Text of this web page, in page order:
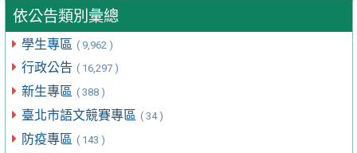
依公告類別彙總
學生專區 ( 9,962 )
行政公告 ( 16,297 )
新生專區 ( 388 )
臺北市語文競賽專區 ( 34 )
防疫專區 ( 143 )